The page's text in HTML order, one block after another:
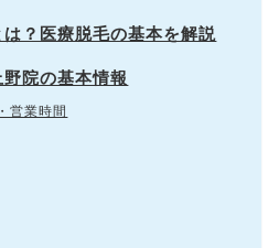
？医療脱毛の基本を解説
院の基本情報
営業時間